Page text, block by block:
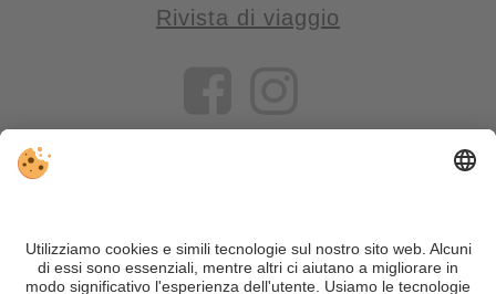
Rivista di viaggio
VIVOSüdtirol è il portale di viaggio per chi desidera vivere il
Trentino Alto Adige davvero – con consigli autentici, alloggi e